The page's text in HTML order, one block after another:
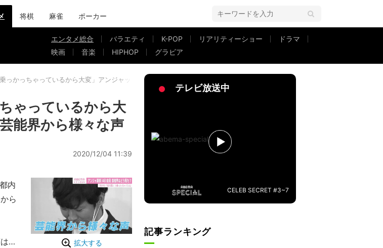
将棋 麻雀 ポーカー
エンタメ総合 バラエティ K-POP リアリティーショー
ドラマ
映画
音楽 HIPHOP グラビア
っかっちゃっているから大変」アンジャッシュ渡部の会見へ芸能界から様々な声
ゃっているから大
能界から様々な声
2020/12/04 11:39
拡大する
内
ら
、
テレビ放送中
CELEB SECRET #3~7
記事ランキング